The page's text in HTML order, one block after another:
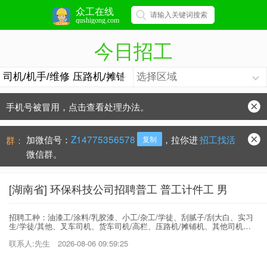
众工在线
qushigong.com
今日招工
手机号被冒用，点击查看处理办法。
防骗常识：学会这些不上当？
群： 加微信号： Z14775356578 复制 ，拉你进招工找活
微信群。
[湖南省] 环保科技公司招聘普工 普工计件工 男
招聘工种：油漆工/涂料/乳胶漆、小工/杂工/学徒、刮腻子/刮大白、实习
生/学徒/其他、叉车司机、货车司机/高栏、压路机/摊铺机、其他司机、
联系人:先生 2026-08-06 09:59:25